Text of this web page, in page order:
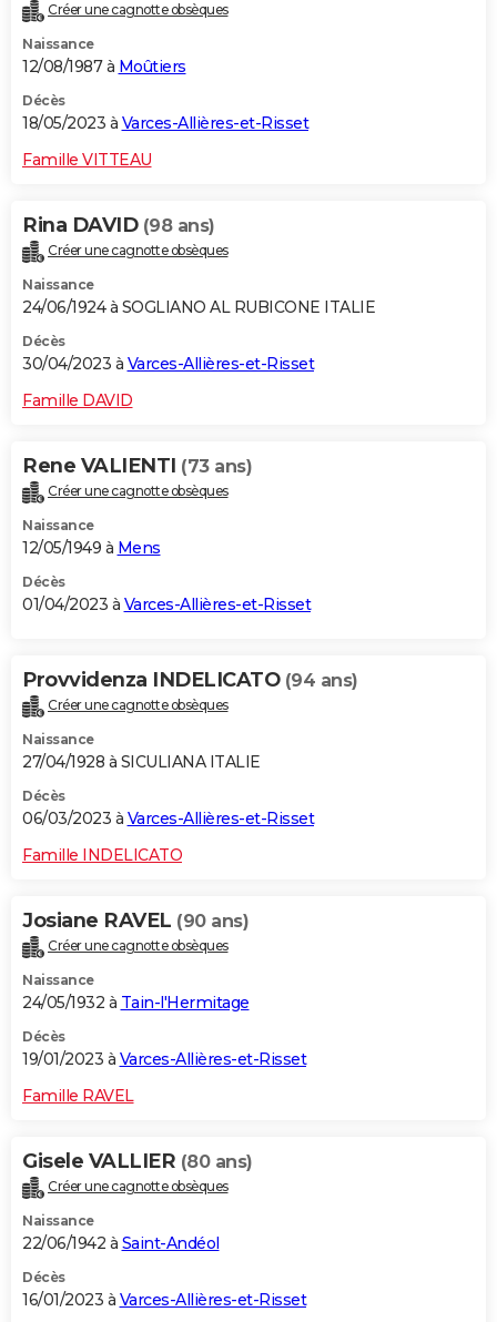
Créer une cagnotte obsèques
Naissance
12/08/1987 à Moûtiers
Décès
18/05/2023 à Varces-Allières-et-Risset
Famille VITTEAU
Rina DAVID (98 ans)
Créer une cagnotte obsèques
Naissance
24/06/1924 à SOGLIANO AL RUBICONE ITALIE
Décès
30/04/2023 à Varces-Allières-et-Risset
Famille DAVID
Rene VALIENTI (73 ans)
Créer une cagnotte obsèques
Naissance
12/05/1949 à Mens
Décès
01/04/2023 à Varces-Allières-et-Risset
Provvidenza INDELICATO (94 ans)
Créer une cagnotte obsèques
Naissance
27/04/1928 à SICULIANA ITALIE
Décès
06/03/2023 à Varces-Allières-et-Risset
Famille INDELICATO
Josiane RAVEL (90 ans)
Créer une cagnotte obsèques
Naissance
24/05/1932 à Tain-l'Hermitage
Décès
19/01/2023 à Varces-Allières-et-Risset
Famille RAVEL
Gisele VALLIER (80 ans)
Créer une cagnotte obsèques
Naissance
22/06/1942 à Saint-Andéol
Décès
16/01/2023 à Varces-Allières-et-Risset